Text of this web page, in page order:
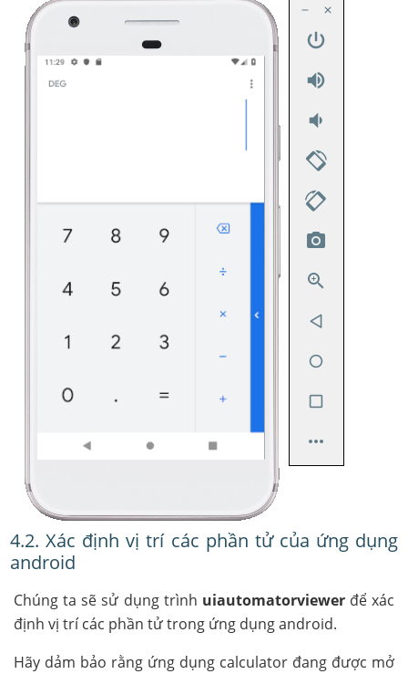
4.2. Xác định vị trí các phần tử của ứng dụng
android
Chúng ta sẽ sử dụng trình uiautomatorviewerđể xác
định vị trí các phần tử trong ứng dụng android.
Hãy dảm bảo rằng ứng dụng calculator đang được mở